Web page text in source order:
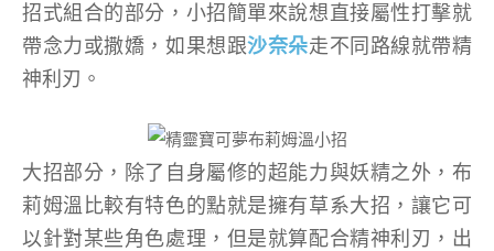
招式組合的部分，小招簡單來說想直接屬性打擊就
帶念力或撒嬌，如果想跟沙奈朵走不同路線就帶精
神利刃。
大招部分，除了自身屬修的超能力與妖精之外，布
莉姆溫比較有特色的點就是擁有草系大招，讓它可
以針對某些角色處理，但是就算配合精神利刃，出